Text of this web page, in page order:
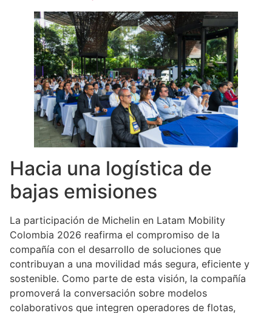
Hacia una logística de
bajas emisiones
La participación de Michelin en Latam Mobility
Colombia 2026 reafirma el compromiso de la
compañía con el desarrollo de soluciones que
contribuyan a una movilidad más segura, eficiente y
sostenible. Como parte de esta visión, la compañía
promoverá la conversación sobre modelos
colaborativos que integren operadores de flotas,